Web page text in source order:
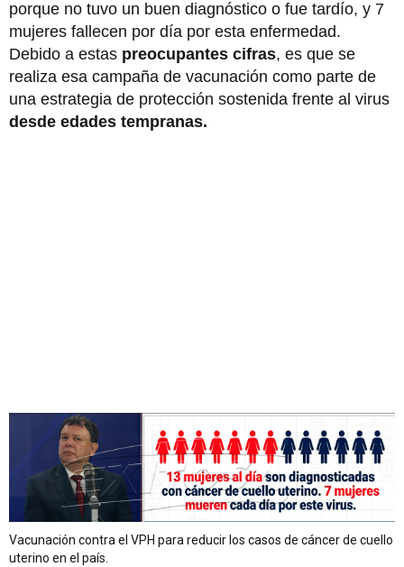
porque no tuvo un buen diagnóstico o fue tardío, y 7
mujeres fallecen por día por esta enfermedad.
Debido a estas preocupantes cifras, es que se
realiza esa campaña de vacunación como parte de
una estrategia de protección sostenida frente al virus
desde edades tempranas.
Vacunación contra el VPH para reducir los casos de cáncer de cuello
uterino en el país.